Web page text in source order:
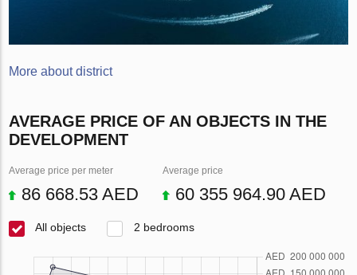
More about district
AVERAGE PRICE OF AN OBJECTS IN THE
DEVELOPMENT
Average price per meter
86 668.53 AED
Average price
60 355 964.90 AED
All objects 2 bedrooms